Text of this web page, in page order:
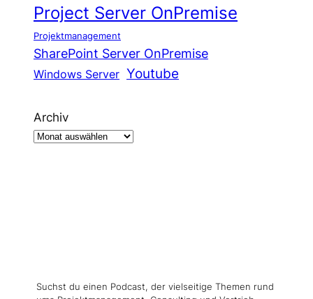
Project Server OnPremise
Projektmanagement
SharePoint Server OnPremise
Windows Server Youtube
Archiv
Suchst du einen Podcast, der vielseitige Themen rund